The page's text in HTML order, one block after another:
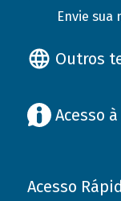
Envie sua
Outros
Acesso
Acesso